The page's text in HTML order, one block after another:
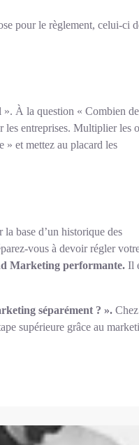
pour le règlement, celui-ci
». À la question « Combien de
les entreprises. Multiplier les
» et mettez au placard les
base d’un historique des
vous à devoir régler
Marketing performante. Il
séparément ? ».Chez
supérieure grâce au